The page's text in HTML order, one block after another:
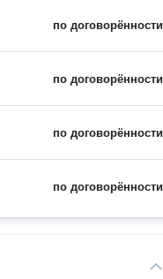
по договорённости
по договорённости
по договорённости
по договорённости